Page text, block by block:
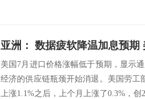
亚洲： 数据疲软降温加息预期
美国7月进口价格涨幅低于预期，显示
经济的供应链瓶颈开始消退。美国劳工
上涨1.1%之后，上个月上涨了0.3%，创